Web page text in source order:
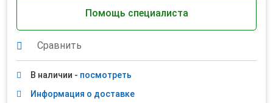
Помощь специалиста
Сравнить
В наличии - посмотреть
Информация о доставке